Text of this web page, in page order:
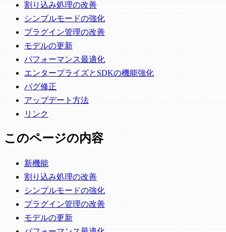
割り込み処理の改善
シンプルモードの強化
プラグイン管理の改善
モデルの更新
パフォーマンス最適化
エンタープライズとSDKの機能強化
バグ修正
アップデート方法
リンク
このページの内容
新機能
割り込み処理の改善
シンプルモードの強化
プラグイン管理の改善
モデルの更新